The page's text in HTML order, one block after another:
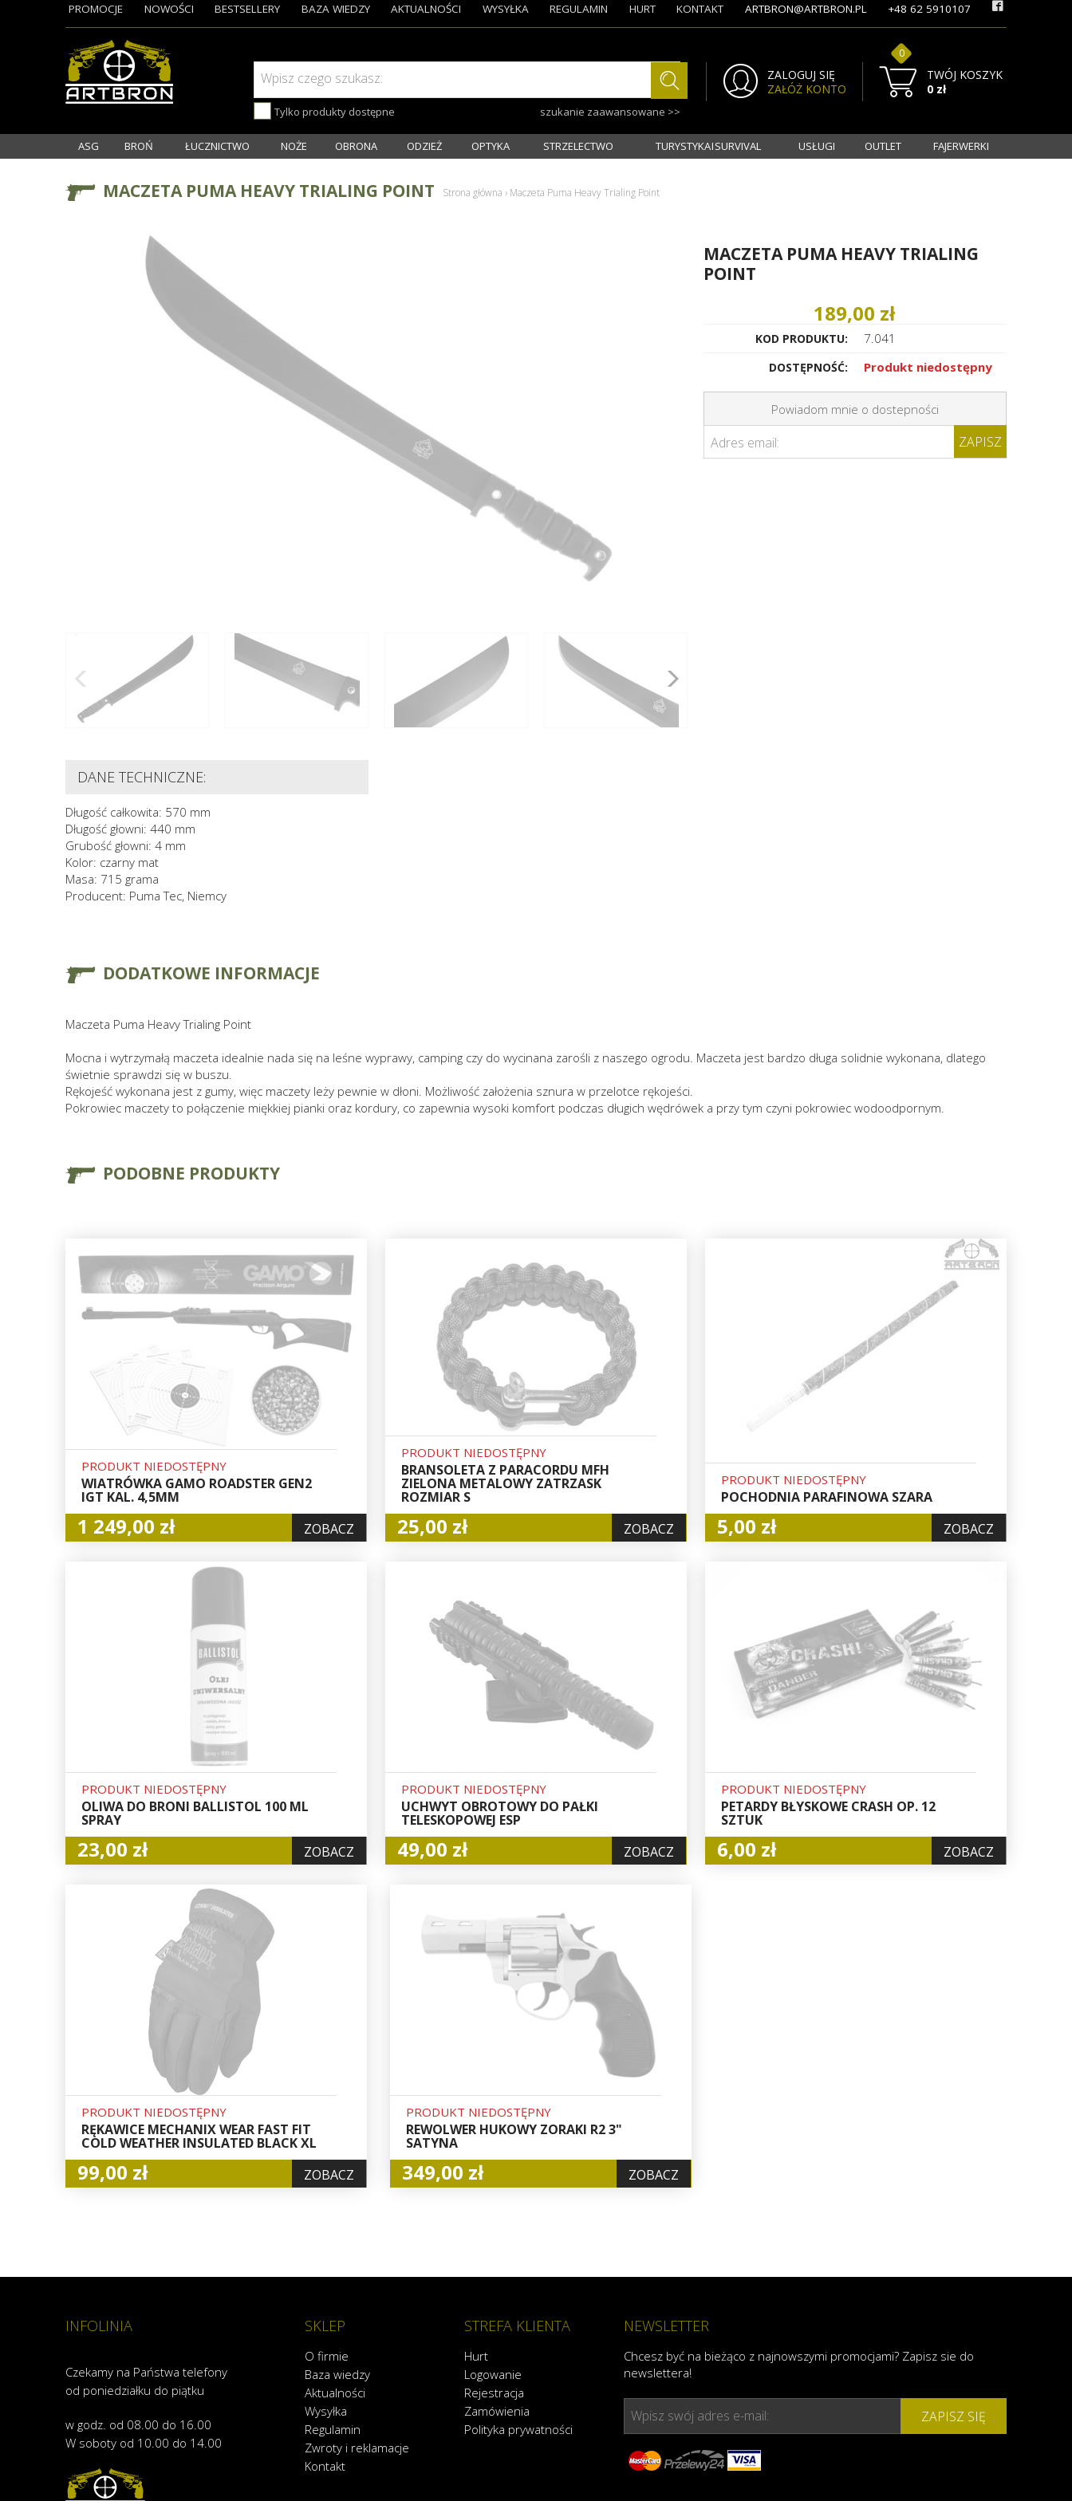
Wpisz czego szukasz:
Tylko produkty dostępne szukanie zaawansowane >>
ZALOGUJ SIĘ
ZAŁÓŻ KONTO
TWÓJ KOSZYK
0
0 zł
PROMOCJE NOWOŚCI BESTSELLERY BAZA WIEDZY AKTUALNOŚCI WYSYŁKA REGULAMIN HURT KONTAKT ARTBRON@ARTBRON.PL +48 62 5910107
ASG BROŃ ŁUCZNICTWO NOŻE OBRONA ODZIEŻ OPTYKA STRZELECTWO TURYSTYKA I SURVIVAL USŁUGI OUTLET FAJERWERKI
MACZETA PUMA HEAVY TRIALING POINT Strona główna › Maczeta Puma Heavy Trialing Point
MACZETA PUMA HEAVY TRIALING
POINT
189,00 zł
KOD PRODUKTU: 7.041
DOSTĘPNOŚĆ: Produkt niedostępny
Powiadom mnie o dostepności
Adres email: ZAPISZ
DANE TECHNICZNE:
Długość całkowita: 570 mm
Długość głowni: 440 mm
Grubość głowni: 4 mm
Kolor: czarny mat
Masa: 715 grama
Producent: Puma Tec, Niemcy
DODATKOWE INFORMACJE
Maczeta Puma Heavy Trialing Point
Mocna i wytrzymałą maczeta idealnie nada się na leśne wyprawy, camping czy do wycinana zarośli z naszego ogrodu. Maczeta jest bardzo długa solidnie wykonana, dlatego
świetnie sprawdzi się w buszu.
Rękojeść wykonana jest z gumy, więc maczety leży pewnie w dłoni. Możliwość założenia sznura w przelotce rękojeści.
Pokrowiec maczety to połączenie miękkiej pianki oraz kordury, co zapewnia wysoki komfort podczas długich wędrówek a przy tym czyni pokrowiec wodoodpornym.
PODOBNE PRODUKTY
PRODUKT NIEDOSTĘPNY
WIATRÓWKA GAMO ROADSTER GEN2
IGT KAL. 4,5MM
1 249,00 zł ZOBACZ
PRODUKT NIEDOSTĘPNY
BRANSOLETA Z PARACORDU MFH
ZIELONA METALOWY ZATRZASK
ROZMIAR S
25,00 zł ZOBACZ
PRODUKT NIEDOSTĘPNY
POCHODNIA PARAFINOWA SZARA
5,00 zł ZOBACZ
PRODUKT NIEDOSTĘPNY
OLIWA DO BRONI BALLISTOL 100 ML
SPRAY
23,00 zł ZOBACZ
PRODUKT NIEDOSTĘPNY
UCHWYT OBROTOWY DO PAŁKI
TELESKOPOWEJ ESP
49,00 zł ZOBACZ
PRODUKT NIEDOSTĘPNY
PETARDY BŁYSKOWE CRASH OP. 12
SZTUK
6,00 zł ZOBACZ
PRODUKT NIEDOSTĘPNY
RĘKAWICE MECHANIX WEAR FAST FIT
COLD WEATHER INSULATED BLACK XL
99,00 zł ZOBACZ
PRODUKT NIEDOSTĘPNY
REWOLWER HUKOWY ZORAKI R2 3"
SATYNA
349,00 zł ZOBACZ
INFOLINIA
Czekamy na Państwa telefony
od poniedziałku do piątku
w godz. od 08.00 do 16.00
W soboty od 10.00 do 14.00
SKLEP
O firmie
Baza wiedzy
Aktualności
Wysyłka
Regulamin
Zwroty i reklamacje
Kontakt
STREFA KLIENTA
Hurt
Logowanie
Rejestracja
Zamówienia
Polityka prywatności
NEWSLETTER
Chcesz być na bieżąco z najnowszymi promocjami? Zapisz sie do
newslettera!
Wpisz swój adres e-mail: ZAPISZ SIĘ